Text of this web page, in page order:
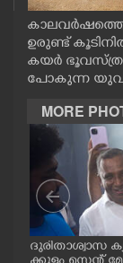
PHOTOS
LIFESTYLE
SPIRITUAL
INFO+
ART
കാലവർഷത്തെ
ഉരുണ്ട്
കയർ ഭൂവസ്ത്രം
പോകുന്ന
MORE
ദുരിതാശ്വാസ